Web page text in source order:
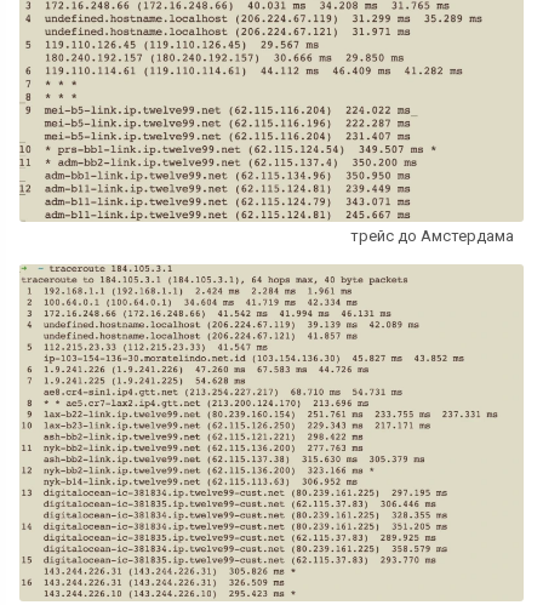
трейс до Амстердама